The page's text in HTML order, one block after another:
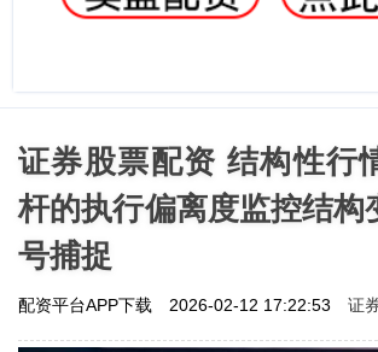
证券股票配资 结构性行
杆的执行偏离度监控结构
号捕捉
配资平台APP下载 2026-02-12 17:22:53 证